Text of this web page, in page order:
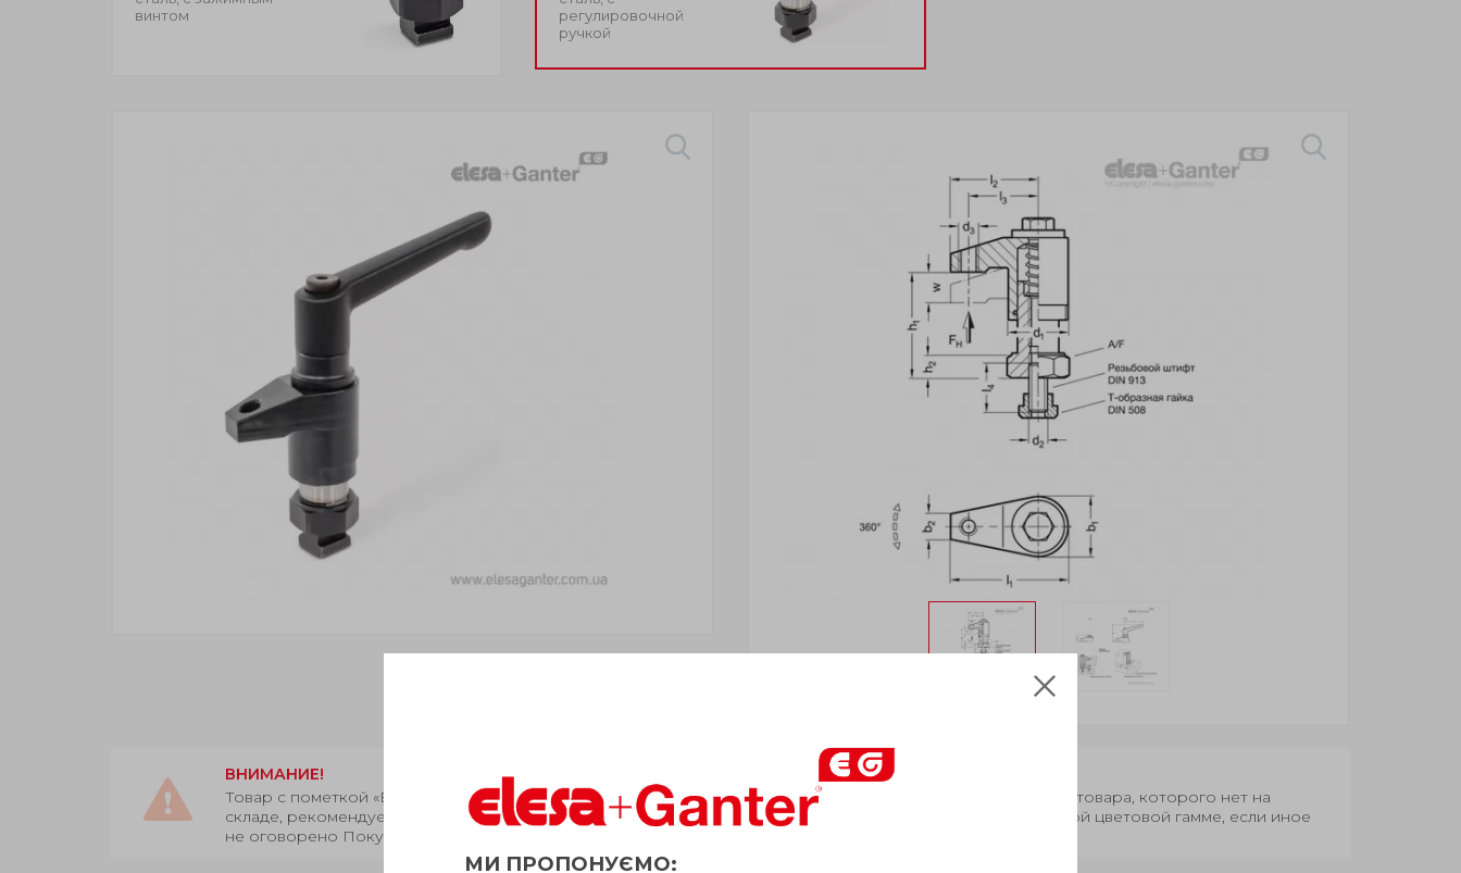
винтом
регулировочной
ручкой
ВНИМАНИЕ!
Товар с пометкой «Есть в наличии» отгружается Покупателюв срок до 6 рабочих дней
. Сроки поставки товара, которого нет на
складе, рекомендуем уточнить у Продавца. Продавец оставляет за собой право отпускать товар в базовой цветовой гамме, если иное
не оговорено Покупателем.
МИ ПРОПОНУЄМО: